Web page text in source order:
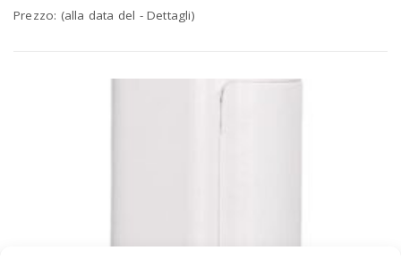
Prezzo: (alla data del - Dettagli)